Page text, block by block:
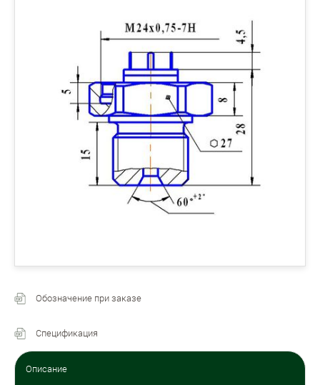
Описание
Обозначение при заказе
Спецификация